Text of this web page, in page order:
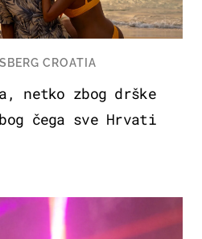
CROATIA
netko zbog drške
čega sve Hrvati